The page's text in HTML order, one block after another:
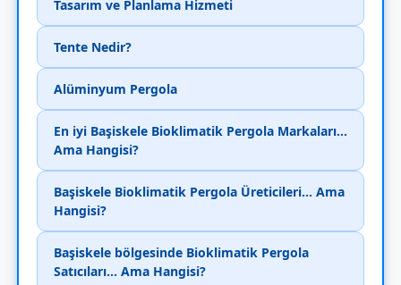
Tasarım ve Planlama Hizmeti
Tente Nedir?
Alüminyum Pergola
En iyi Başiskele Bioklimatik Pergola Markaları...
Ama Hangisi?
Başiskele Bioklimatik Pergola Üreticileri... Ama
Hangisi?
Başiskele bölgesinde Bioklimatik Pergola
Satıcıları... Ama Hangisi?